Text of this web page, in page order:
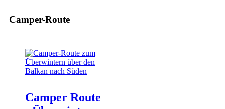
Camper-Route
Camper Route